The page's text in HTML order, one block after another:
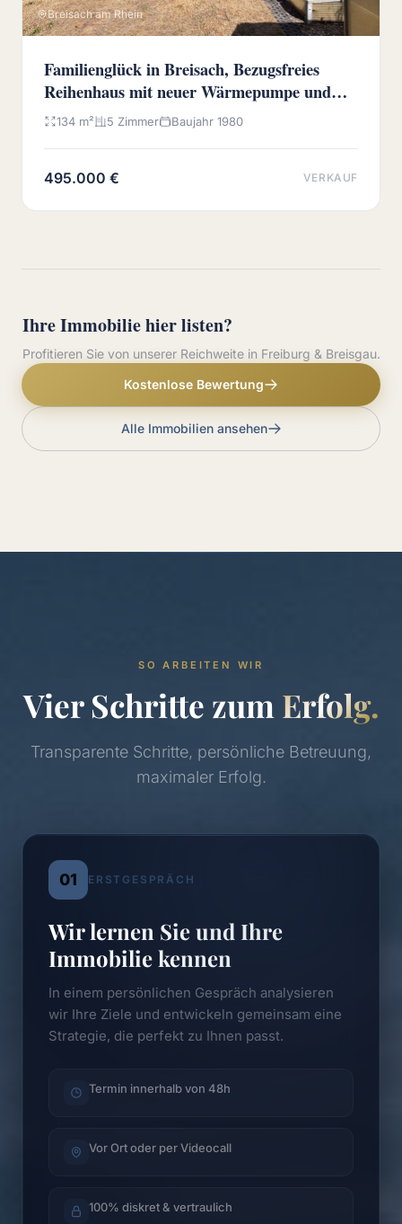
Breisach am Rhein
Familienglück in Breisach, Bezugsfreies
Reihenhaus mit neuer Wärmepumpe und
sonnigem Westgarten
134 m² 5 Zimmer Baujahr 1980
495.000 € VERKAUF
Ihre Immobilie hier listen?
Profitieren Sie von unserer Reichweite in Freiburg & Breisgau.
Kostenlose Bewertung
Alle Immobilien ansehen
SO ARBEITEN WIR
Vier Schritte zum Erfolg.
Transparente Schritte, persönliche Betreuung,
maximaler Erfolg.
01 ERSTGESPRÄCH
Wir lernen Sie und Ihre
Immobilie kennen
In einem persönlichen Gespräch analysieren
wir Ihre Ziele und entwickeln gemeinsam eine
Strategie, die perfekt zu Ihnen passt.
Termin innerhalb von 48h
Vor Ort oder per Videocall
100% diskret & vertraulich